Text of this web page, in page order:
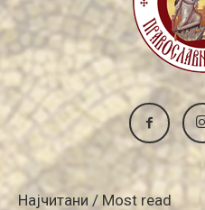
Најчитани / Most read